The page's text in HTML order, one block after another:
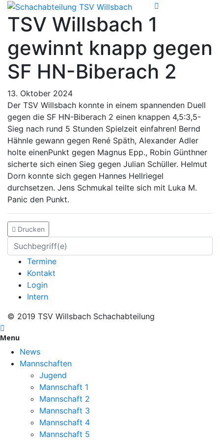
TSV Willsbach 1
gewinnt knapp gegen
SF HN-Biberach 2
13. Oktober 2024
Der TSV Willsbach konnte in einem spannenden Duell
gegen die SF HN-Biberach 2 einen knappen 4,5:3,5-
Sieg nach rund 5 Stunden Spielzeit einfahren! Bernd
Hähnle gewann gegen René Späth, Alexander Adler
holte einenPunkt gegen Magnus Epp., Robin Günthner
sicherte sich einen Sieg gegen Julian Schüller. Helmut
Dorn konnte sich gegen Hannes Hellriegel
durchsetzen. Jens Schmukal teilte sich mit Luka M.
Panic den Punkt.
Drucken
Termine
Kontakt
Login
Intern
© 2019 TSV Willsbach Schachabteilung
Menu
News
Mannschaften
Jugend
Mannschaft 1
Mannschaft 2
Mannschaft 3
Mannschaft 4
Mannschaft 5